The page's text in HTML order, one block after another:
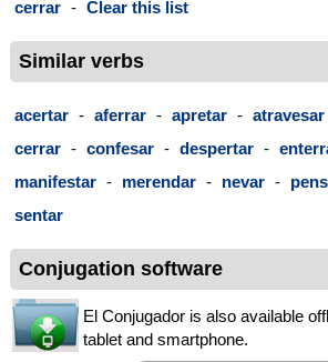
cerrar - Clear this list
Similar verbs
acertar - aferrar - apretar - atravesar
cerrar - confesar - despertar -
manifestar - merendar - nevar -
sentar
Conjugation software
El Conjugador is also available
tablet and smartphone.